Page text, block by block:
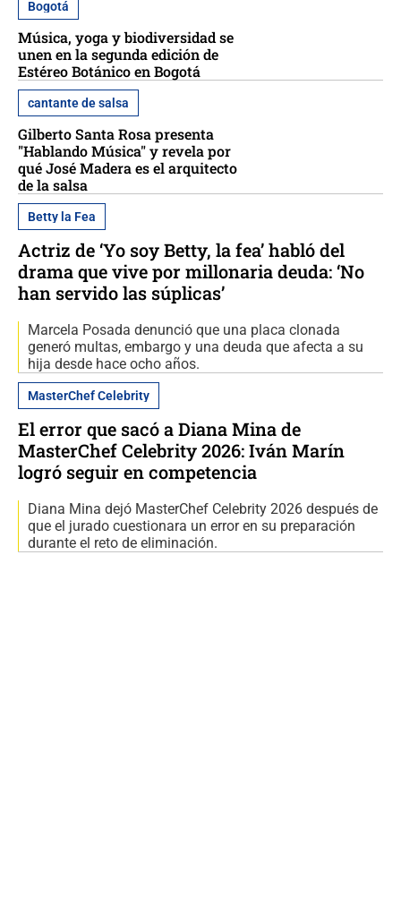
Bogotá
Música, yoga y biodiversidad se
unen en la segunda edición de
Estéreo Botánico en Bogotá
cantante de salsa
Gilberto Santa Rosa presenta
"Hablando Música" y revela por
qué José Madera es el arquitecto
de la salsa
Betty la Fea
Actriz de ‘Yo soy Betty, la fea’ habló del
drama que vive por millonaria deuda: ‘No
han servido las súplicas’
Marcela Posada denunció que una placa clonada
generó multas, embargo y una deuda que afecta a su
hija desde hace ocho años.
MasterChef Celebrity
El error que sacó a Diana Mina de
MasterChef Celebrity 2026: Iván Marín
logró seguir en competencia
Diana Mina dejó MasterChef Celebrity 2026 después de
que el jurado cuestionara un error en su preparación
durante el reto de eliminación.